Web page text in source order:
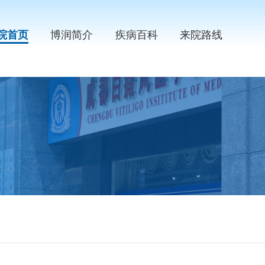
首页 博润简介 疾病百科 来院路线